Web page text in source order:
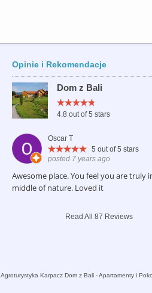
Opinie i Rekomendacje
Dom z Bali
4.8 out of 5 stars
Oscar T
5 out of 5 stars
posted 7 years ago
Awesome place. You feel you are truly
middle of nature. Loved it
Read All 87 Reviews
Agroturystyka Karpacz Dom z Bali - Apartamenty i